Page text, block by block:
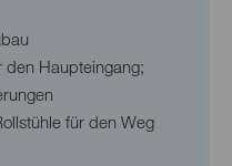
den Haupteingang;
für den Weg